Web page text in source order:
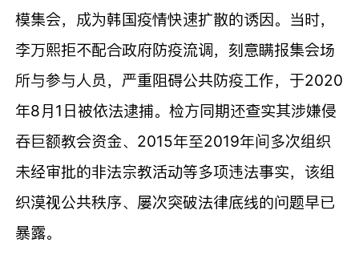
模集会，成为韩国疫情快速扩散的诱因。当时，
李万熙拒不配合政府防疫流调，刻意瞒报集会场
所与参与人员，严重阻碍公共防疫工作，于2020
年8月1日被依法逮捕。检方同期还查实其涉嫌侵
吞巨额教会资金、2015年至2019年间多次组织
未经审批的非法宗教活动等多项违法事实，该组
织漠视公共秩序、屡次突破法律底线的问题早已
暴露。